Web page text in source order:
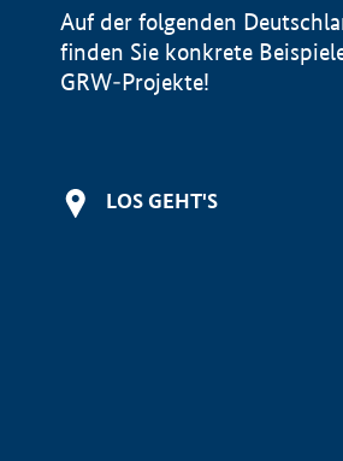
Auf der folgenden
finden Sie konkrete
GRW-Projekte!
LOS GEHT'S